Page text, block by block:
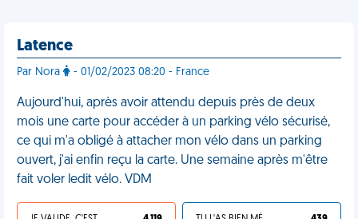
Latence
Par Nora - 01/02/2023 08:20 - France
Aujourd'hui, après avoir attendu depuis près de deux
mois une carte pour accéder à un parking vélo sécurisé,
ce qui m'a obligé à attacher mon vélo dans un parking
ouvert, j'ai enfin reçu la carte. Une semaine après m'être
fait voler ledit vélo. VDM